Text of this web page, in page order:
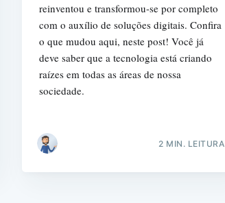
reinventou e transformou-se por completo
com o auxílio de soluções digitais. Confira
o que mudou aqui, neste post! Você já
deve saber que a tecnologia está criando
raízes em todas as áreas de nossa
sociedade.
2 MIN. LEITURA